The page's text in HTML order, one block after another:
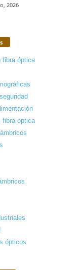
2026
fibra óptica
fibra óptica
ópticos